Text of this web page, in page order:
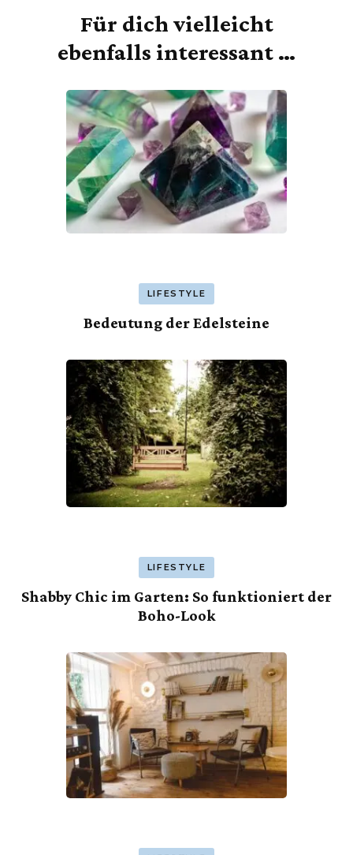
BeitragsnavigationFür dich vielleicht
ebenfalls interessant …
LIFESTYLE
Bedeutung der Edelsteine
LIFESTYLE
Shabby Chic im Garten: So funktioniert der
Boho-Look